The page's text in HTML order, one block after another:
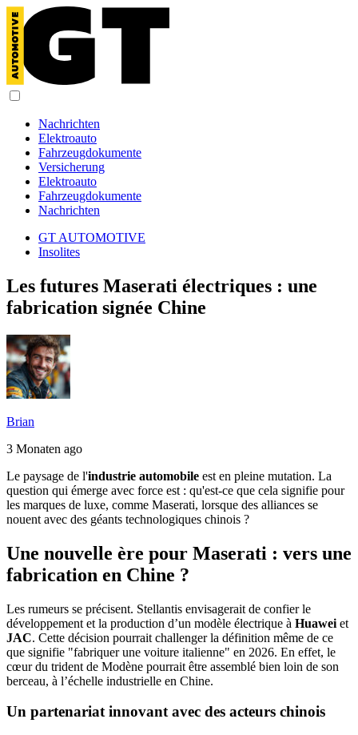
Nachrichten
Elektroauto
Fahrzeugdokumente
Versicherung
Elektroauto
Fahrzeugdokumente
Nachrichten
GT AUTOMOTIVE
Insolites
Les futures Maserati électriques : une
fabrication signée Chine
Brian
3 Monaten ago
Le paysage de l'industrie automobile est en pleine mutation. La
question qui émerge avec force est : qu'est-ce que cela signifie pour
les marques de luxe, comme Maserati, lorsque des alliances se
nouent avec des géants technologiques chinois ?
Une nouvelle ère pour Maserati : vers une
fabrication en Chine ?
Les rumeurs se précisent. Stellantis envisagerait de confier le
développement et la production d’un modèle électrique à Huawei et
JAC. Cette décision pourrait challenger la définition même de ce
que signifie "fabriquer une voiture italienne" en 2026. En effet, le
cœur du trident de Modène pourrait être assemblé bien loin de son
berceau, à l’échelle industrielle en Chine.
Un partenariat innovant avec des acteurs chinois